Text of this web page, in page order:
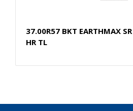
37.00R57 BKT EARTHMAX
HR TL